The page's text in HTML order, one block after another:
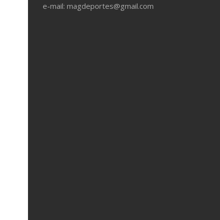
e-mail: magdeportes@gmail.com